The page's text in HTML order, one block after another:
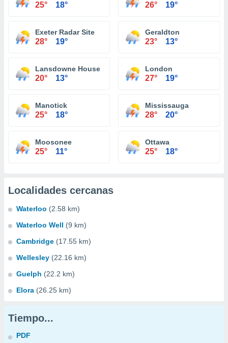
25° 18° 26° 19°
Exeter Radar Site
28° 19°
Geraldton
23° 13°
Lansdowne House
20° 13°
London
27° 19°
Manotick
25° 18°
Mississauga
28° 20°
Moosonee
25° 11°
Ottawa
25° 18°
Localidades cercanas
Waterloo (2.58 km)
Waterloo Well (9 km)
Cambridge (17.55 km)
Wellesley (22.16 km)
Guelph (22.2 km)
Elora (26.25 km)
Tiempo...
PDF